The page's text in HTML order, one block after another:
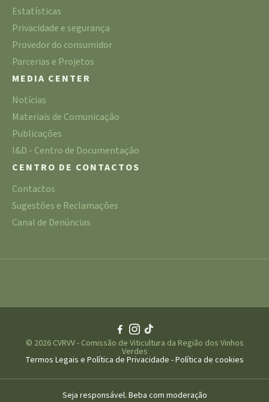
Estatísticas
Privacidade e segurança
Provedor do consumidor
Parcerias e Projetos
MEDIA CENTER
Notícias
Materiais de Comunicação
Publicações
I&D - Centro de Documentação
CENTRO DE CONTACTOS
Contactos
Sugestões e Reclamações
Canal de Denúncias
© 2026 CVRVV - Comissão de Viticultura da Região dos Vinhos
Verdes
Termos Legais e Política de Privacidade -Política de cookies
Seja responsável. Beba com moderação